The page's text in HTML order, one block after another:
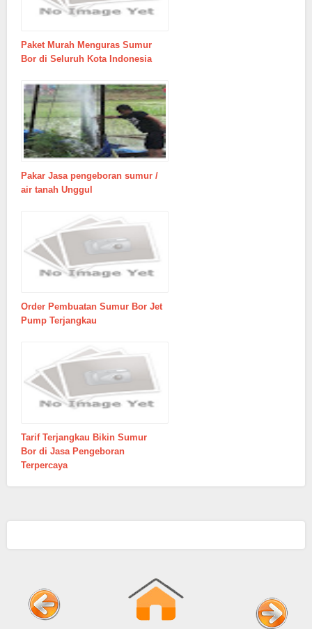
Paket Murah Menguras Sumur
Bor di Seluruh Kota Indonesia
Pakar Jasa pengeboran sumur /
air tanah Unggul
Order Pembuatan Sumur Bor Jet
Pump Terjangkau
Tarif Terjangkau Bikin Sumur
Bor di Jasa Pengeboran
Terpercaya